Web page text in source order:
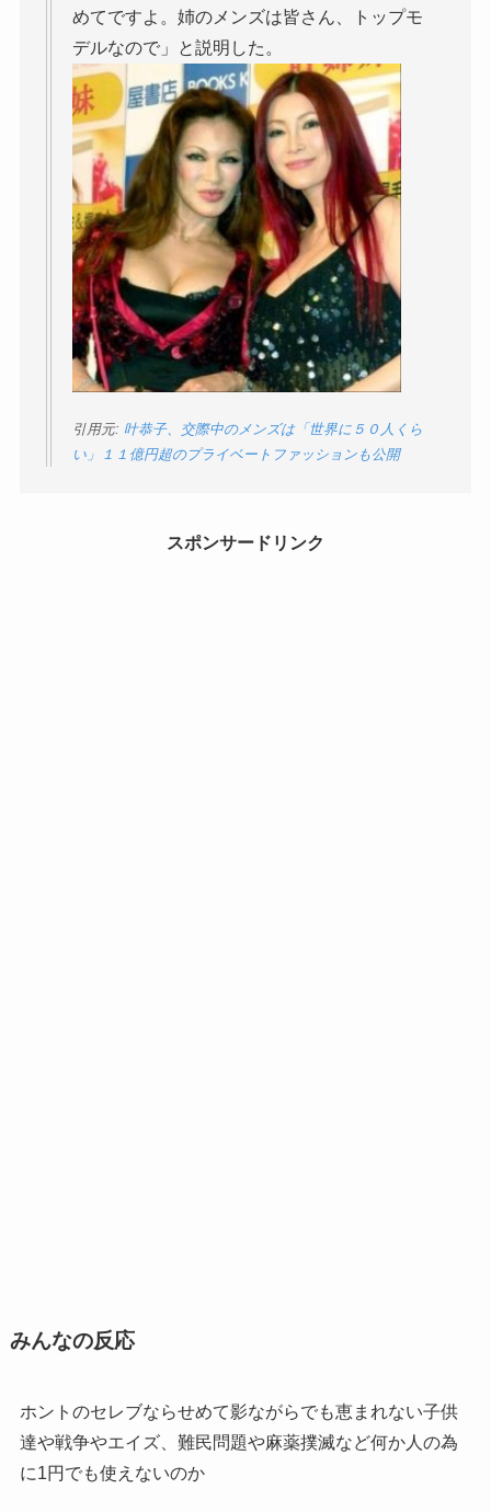
めてですよ。姉のメンズは皆さん、トップモ
デルなので」と説明した。
引用元: 叶恭子、交際中のメンズは「世界に５０人くら
い」１１億円超のプライベートファッションも公開
スポンサードリンク
みんなの反応
ホントのセレブならせめて影ながらでも恵まれない子供
達や戦争やエイズ、難民問題や麻薬撲滅など何か人の為
に1円でも使えないのか